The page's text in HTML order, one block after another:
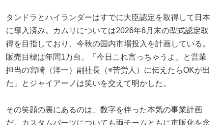
タンドラとハイランダーはすでに大臣認定を取得して日本
に導入済み。カムリについては2026年6月末の型式認定取
得を目指しており、今秋の国内市場投入を計画している。
販売目標は年間1万台。「今日これ言っちゃうよ、と営業
担当の宮崎（洋一）副社長（※苦労人）に伝えたらOKが出
た」とジャイアーノは笑いを交えて明かした。
その笑顔の裏にあるのは、数字を伴った本気の事業計画
だ。カスタムパーツについても両チームともに市販化を念